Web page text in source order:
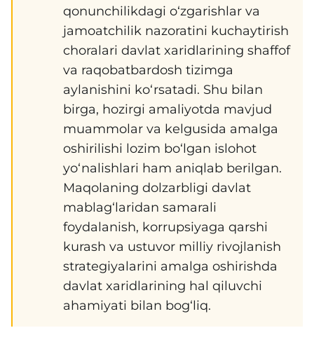
qonunchilikdagi o‘zgarishlar va
jamoatchilik nazoratini kuchaytirish
choralari davlat xaridlarining shaffof
va raqobatbardosh tizimga
aylanishini ko‘rsatadi. Shu bilan
birga, hozirgi amaliyotda mavjud
muammolar va kelgusida amalga
oshirilishi lozim bo‘lgan islohot
yo‘nalishlari ham aniqlab berilgan.
Maqolaning dolzarbligi davlat
mablag‘laridan samarali
foydalanish, korrupsiyaga qarshi
kurash va ustuvor milliy rivojlanish
strategiyalarini amalga oshirishda
davlat xaridlarining hal qiluvchi
ahamiyati bilan bog‘liq.